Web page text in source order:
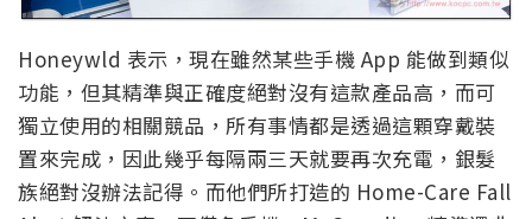
Honeywld 表示，現在雖然某些手機 App 能做到類似
功能，但其精準與正確度絕對沒有這款產品高，而可
獨立使用的相關競品，所有事情都是透過這顆穿戴裝
置來完成，因此幾乎每隔兩三天就要再次充電，銀髮
族絕對沒辦法記得。而他們所打造的 Home-Care Fall